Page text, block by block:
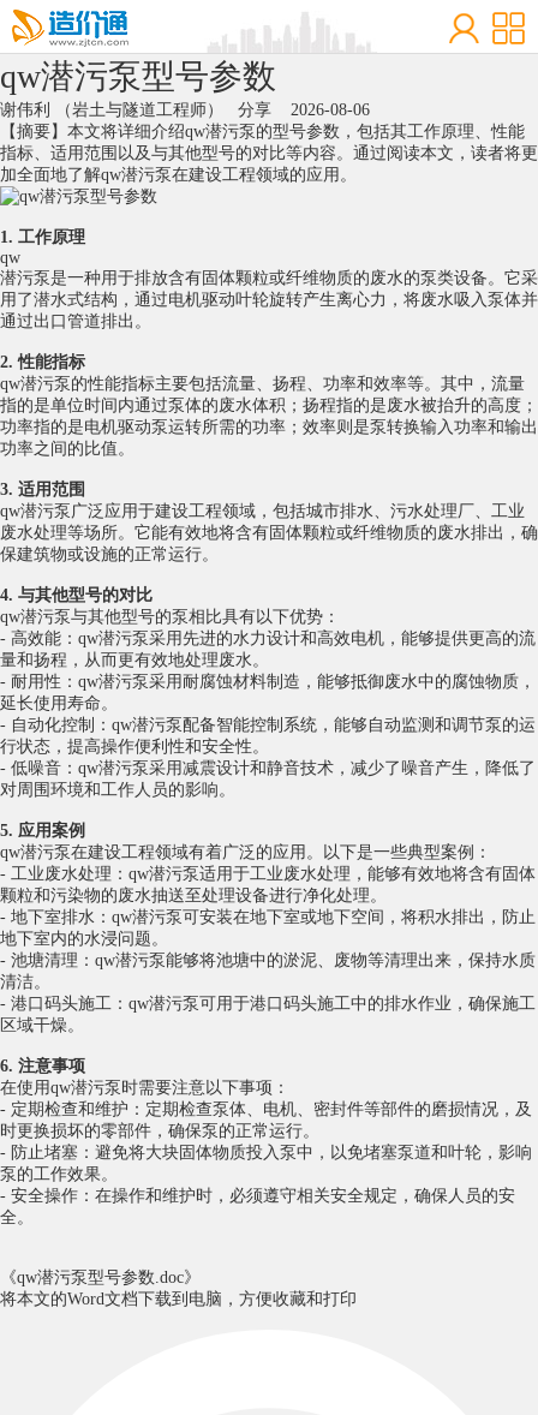
qw潜污泵型号参数
谢伟利 （岩土与隧道工程师） 分享 2026-08-06
【摘要】本文将详细介绍qw潜污泵的型号参数，包括其工作原理、性能
指标、适用范围以及与其他型号的对比等内容。通过阅读本文，读者将更
加全面地了解qw潜污泵在建设工程领域的应用。
1. 工作原理
qw
潜污泵是一种用于排放含有固体颗粒或纤维物质的废水的泵类设备。它采
用了潜水式结构，通过电机驱动叶轮旋转产生离心力，将废水吸入泵体并
通过出口管道排出。
2. 性能指标
qw潜污泵的性能指标主要包括流量、扬程、功率和效率等。其中，流量
指的是单位时间内通过泵体的废水体积；扬程指的是废水被抬升的高度；
功率指的是电机驱动泵运转所需的功率；效率则是泵转换输入功率和输出
功率之间的比值。
3. 适用范围
qw潜污泵广泛应用于建设工程领域，包括城市排水、污水处理厂、工业
废水处理等场所。它能有效地将含有固体颗粒或纤维物质的废水排出，确
保建筑物或设施的正常运行。
4. 与其他型号的对比
qw潜污泵与其他型号的泵相比具有以下优势：
- 高效能：qw潜污泵采用先进的水力设计和高效电机，能够提供更高的流
量和扬程，从而更有效地处理废水。
- 耐用性：qw潜污泵采用耐腐蚀材料制造，能够抵御废水中的腐蚀物质，
延长使用寿命。
- 自动化控制：qw潜污泵配备智能控制系统，能够自动监测和调节泵的运
行状态，提高操作便利性和安全性。
- 低噪音 ：qw潜污泵采用减震设计和静音技术，减少了噪音产生，降低了
对周围环境和工作人员的影响。
5. 应用案例
qw潜污泵在建设工程领域有着广泛的应用。以下是一些典型案例：
- 工业废水处理：qw潜污泵适用于工业废水处理，能够有效地将含有固体
颗粒和污染物的废水抽送至处理设备进行净化处理。
- 地下室排水：qw潜污泵可安装在地下室或地下空间，将积水排出，防止
地下室内的水浸问题。
- 池塘清理：qw潜污泵能够将池塘中的淤泥、废物等清理出来，保持水质
清洁。
- 港口码头施工：qw潜污泵可用于港口码头施工中的排水作业，确保施工
区域干燥。
6. 注意事项
在使用qw潜污泵时需要注意以下事项：
- 定期检查和维护：定期检查泵体、电机、密封件等部件的磨损情况，及
时更换损坏的零部件，确保泵的正常运行。
- 防止堵塞：避免将大块固体物质投入泵中，以免堵塞泵道和叶轮，影响
泵的工作效果。
- 安全操作：在操作和维护时，必须遵守相关安全规定，确保人员的安
全。
《qw潜污泵型号参数.doc》
将本文的Word文档下载到电脑，方便收藏和打印